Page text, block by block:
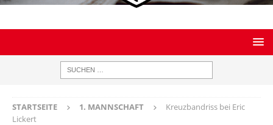
STARTSEITE 1. MANNSCHAFT
Kreuzbandriss bei Eric
Lickert